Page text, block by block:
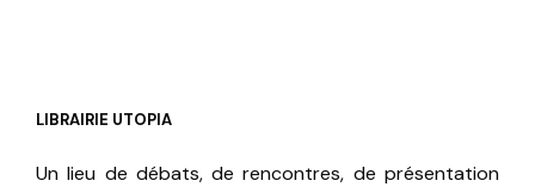
LIBRAIRIE UTOPIA
Un lieu de débats, de rencontres, de présentation